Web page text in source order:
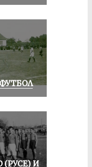
(РУСЕ) И